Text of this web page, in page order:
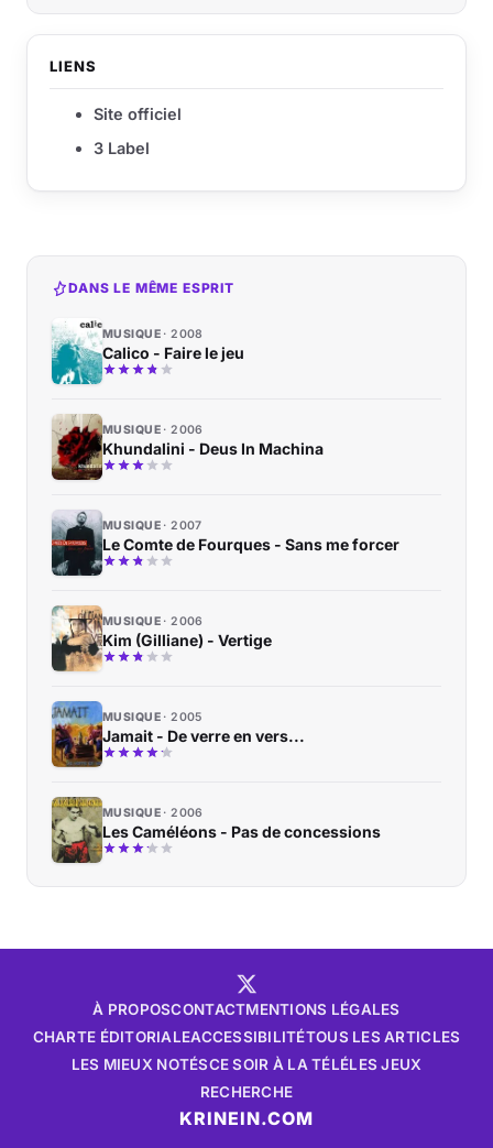
LIENS
Site officiel
3 Label
DANS LE MÊME ESPRIT
MUSIQUE 2008
Calico - Faire le jeu
MUSIQUE 2006
Khundalini - Deus In Machina
MUSIQUE 2007
Le Comte de Fourques - Sans me forcer
MUSIQUE 2006
Kim (Gilliane) - Vertige
MUSIQUE 2005
Jamait - De verre en vers...
MUSIQUE 2006
Les Caméléons - Pas de concessions
À PROPOSCONTACTMENTIONS LÉGALES
CHARTE ÉDITORIALEACCESSIBILITÉTOUS LES ARTICLES
LES MIEUX NOTÉSCE SOIR À LA TÉLÉLES JEUX
RECHERCHE
KRINEIN.COM